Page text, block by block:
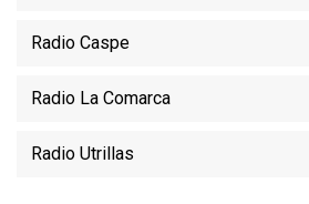
Radio Caspe
Radio La Comarca
Radio Utrillas